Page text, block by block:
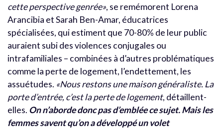
cette perspective genrée», se remémorent Lorena
Arancibia et Sarah Ben-Amar, éducatrices
spécialisées, qui estiment que 70-80% de leur public
auraient subi des violences conjugales ou
intrafamiliales – combinées à d’autres problématiques
comme la perte de logement, l’endettement, les
assuétudes. «Nous restons une maison généraliste. La
porte d’entrée, c’est la perte de logement, détaillent-
elles. On n’aborde donc pas d’emblée ce sujet. Mais les
femmes savent qu’on a développé un volet